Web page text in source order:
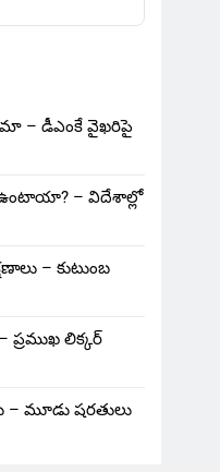
– డీఎంకే వైఖరిపై
– విదేశాల్లో
– కుటుంబ
లిక్కర్
– మూడు షరతులు